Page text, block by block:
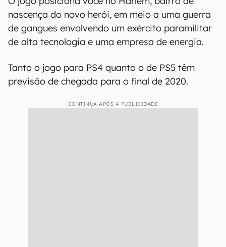
Marvel’s Spider-Man: Miles Moralesé
ambientado um ano após os eventos do jogo
original e seus três extras para download (DLC)
— “A Cidade Que Nunca Dorme” — e mostram o
jovem Miles Morales, geneticamente alterado
pela mordida de uma aranha de laboratório,
aracnídeos e um uniforme para chamar de seu.